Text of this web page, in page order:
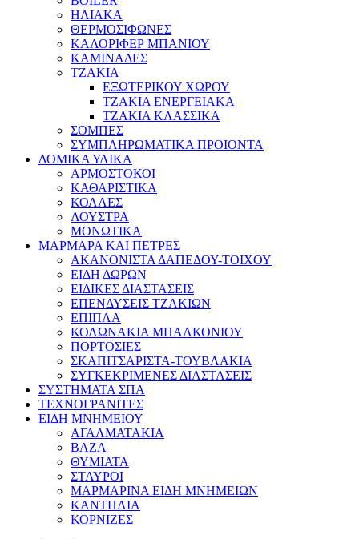
ΗΛΙΑΚΑ
ΘΕΡΜΟΣΙΦΩΝΕΣ
ΚΑΛΟΡΙΦΕΡ ΜΠΑΝΙΟΥ
ΚΑΜΙΝΑΔΕΣ
ΤΖΑΚΙΑ
ΕΞΩΤΕΡΙΚΟΥ ΧΩΡΟΥ
ΤΖΑΚΙΑ ΕΝΕΡΓΕΙΑΚΑ
ΤΖΑΚΙΑ ΚΛΑΣΣΙΚΑ
ΣΟΜΠΕΣ
ΣΥΜΠΛΗΡΩΜΑΤΙΚΑ ΠΡΟΙΟΝΤΑ
ΔΟΜΙΚΑ ΥΛΙΚΑ
ΑΡΜΟΣΤΟΚΟΙ
ΚΑΘΑΡΙΣΤΙΚΑ
ΚΟΛΛΕΣ
ΛΟΥΣΤΡΑ
ΜΟΝΩΤΙΚΑ
ΜΑΡΜΑΡΑ ΚΑΙ ΠΕΤΡΕΣ
ΑΚΑΝΟΝΙΣΤΑ ΔΑΠΕΔΟΥ-ΤΟΙΧΟΥ
ΕΙΔΗ ΔΩΡΩΝ
ΕΙΔΙΚΕΣ ΔΙΑΣΤΑΣΕΙΣ
ΕΠΕΝΔΥΣΕΙΣ ΤΖΑΚΙΩΝ
ΕΠΙΠΛΑ
ΚΟΛΩΝΑΚΙΑ ΜΠΑΛΚΟΝΙΟΥ
ΠΟΡΤΟΣΙΕΣ
ΣΚΑΠΙΤΣΑΡΙΣΤΑ-ΤΟΥΒΛΑΚΙΑ
ΣΥΓΚΕΚΡΙΜΕΝΕΣ ΔΙΑΣΤΑΣΕΙΣ
ΣΥΣΤΗΜΑΤΑ ΣΠΑ
ΤΕΧΝΟΓΡΑΝΙΤΕΣ
ΕΙΔΗ ΜΝΗΜΕΙΟΥ
ΑΓΑΛΜΑΤΑΚΙΑ
ΒΑΖΑ
ΘΥΜΙΑΤΑ
ΣΤΑΥΡΟΙ
ΜΑΡΜΑΡΙΝΑ ΕΙΔΗ ΜΝΗΜΕΙΩΝ
ΚΑΝΤΗΛΙΑ
ΚΟΡΝΙΖΕΣ